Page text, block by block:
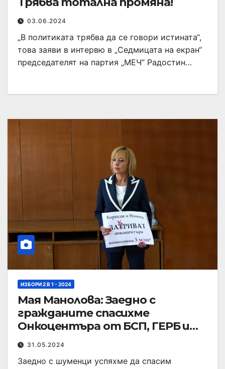
03.06.2024
„В политиката трябва да се говори истината“,
това заяви в интервю в „Седмицата на екран“
председателят на партия „МЕЧ“ Радостин…
ИЗБОРИ 2 В 1 - 2024
Мая Манолова: Заедно с
гражданите спасихме
Онкоцентъра от БСП, ГЕРБ и
ПП31.05.2024
Заедно с шуменци успяхме да спасим